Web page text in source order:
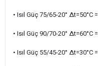
• Isıl Güç 75/65-20° ∆t=50°C =
• Isıl Güç 90/70-20° ∆t=60°C =
• Isıl Güç 55/45-20° ∆t=30°C =